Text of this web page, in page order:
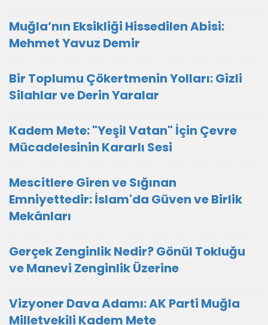
Muğla’nın Eksikliği Hissedilen Abisi:
Mehmet Yavuz Demir
Bir Toplumu Çökertmenin Yolları: Gizli
Silahlar ve Derin Yaralar
Kadem Mete: "Yeşil Vatan" İçin Çevre
Mücadelesinin Kararlı Sesi
Mescitlere Giren ve Sığınan
Emniyettedir: İslam'da Güven ve Birlik
Mekânları
Gerçek Zenginlik Nedir? Gönül Tokluğu
ve Manevi Zenginlik Üzerine
Vizyoner Dava Adamı: AK Parti Muğla
Milletvekili Kadem Mete